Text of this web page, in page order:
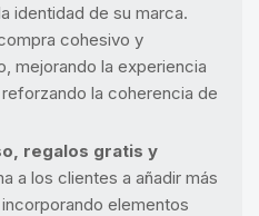
identidad de su marca.
cohesivo y
mejorando la experiencia
la coherencia de
regalos gratis y
a los clientes a añadir más
elementos